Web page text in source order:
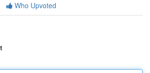
Who Upvoted